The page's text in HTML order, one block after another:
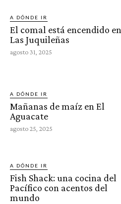
A DÓNDE IR
El comal está encendido en
Las Juquileñas
agosto 31, 2025
A DÓNDE IR
Mañanas de maíz en El
Aguacate
agosto 25, 2025
A DÓNDE IR
Fish Shack: una cocina del
Pacífico con acentos del
mundo